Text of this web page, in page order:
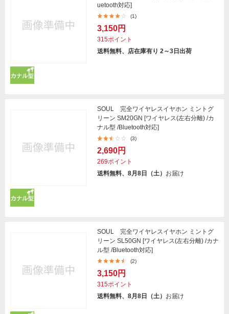
uetooth対応]
(1)
3,150円
315ポイント
送料無料、店在庫有り 2～3日出荷
SOUL 完全ワイヤレスイヤホン ミントグ
リーン SM20GN [ワイヤレス(左右分離) /カ
ナル型 /Bluetooth対応]
(3)
2,690円
269ポイント
送料無料、8月8日（土） お届け
SOUL 完全ワイヤレスイヤホン ミントグ
リーン SL50GN [ワイヤレス(左右分離) /カナ
ル型 /Bluetooth対応]
(2)
3,150円
315ポイント
送料無料、8月8日（土） お届け